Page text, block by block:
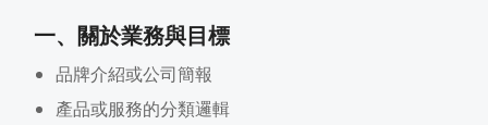
一、關於業務與目標
品牌介紹或公司簡報
產品或服務的分類邏輯